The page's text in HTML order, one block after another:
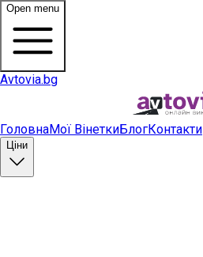
Open menu
Avtovia.bg
ГоловнаМої ВінеткиБлогКонтакти
Ціни